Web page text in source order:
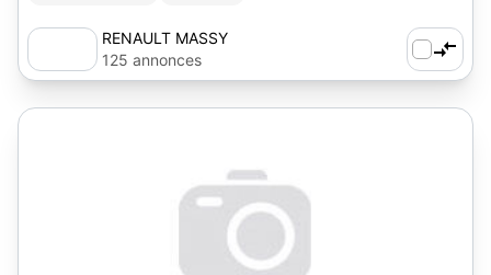
RENAULT MASSY
125 annonces